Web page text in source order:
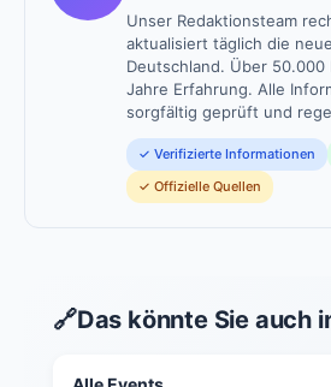
Unser Redaktionsteam
aktualisiert täglich die
Deutschland. Über
Jahre Erfahrung. Alle
sorgfältig geprüft und
✓ Verifizierte Informationen
✓ Offizielle Quellen
🔗Das könnte Sie auch